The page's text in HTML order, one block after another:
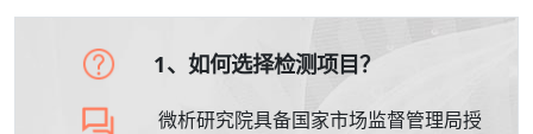
1、如何选择检测项目？
微析研究院具备国家市场监督管理局授